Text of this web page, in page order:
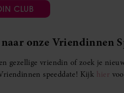
CLUB
onze Vriendinnen
gezellige vriendin of zoek je
speeddate! Kijk hier